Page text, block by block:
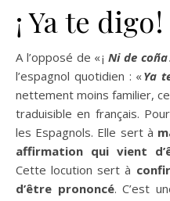
¡ Ya te digo !
A l’opposé de « ¡Ni de coña
l’espagnol quotidien : « Ya
nettement moins familier,
traduisible en français.
les Espagnols. Elle sert à
affirmation qui vient
Cette locution sert à
d’être prononcé. C’est